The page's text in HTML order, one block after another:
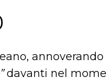
davanti nel